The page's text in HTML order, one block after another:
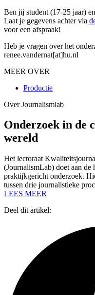
Ben jij student (17-25 jaar)
Laat je gegevens achter via
voor een afspraak!
Heb je vragen over het
renee.vandernat[at]hu.nl
MEER OVER
Productie
Over Journalismlab
Onderzoek in de
wereld
Het lectoraat
(JournalismLab) doet aan de
praktijkgericht onderzoek.
tussen drie journalistieke
LEES MEER
Deel dit artikel: